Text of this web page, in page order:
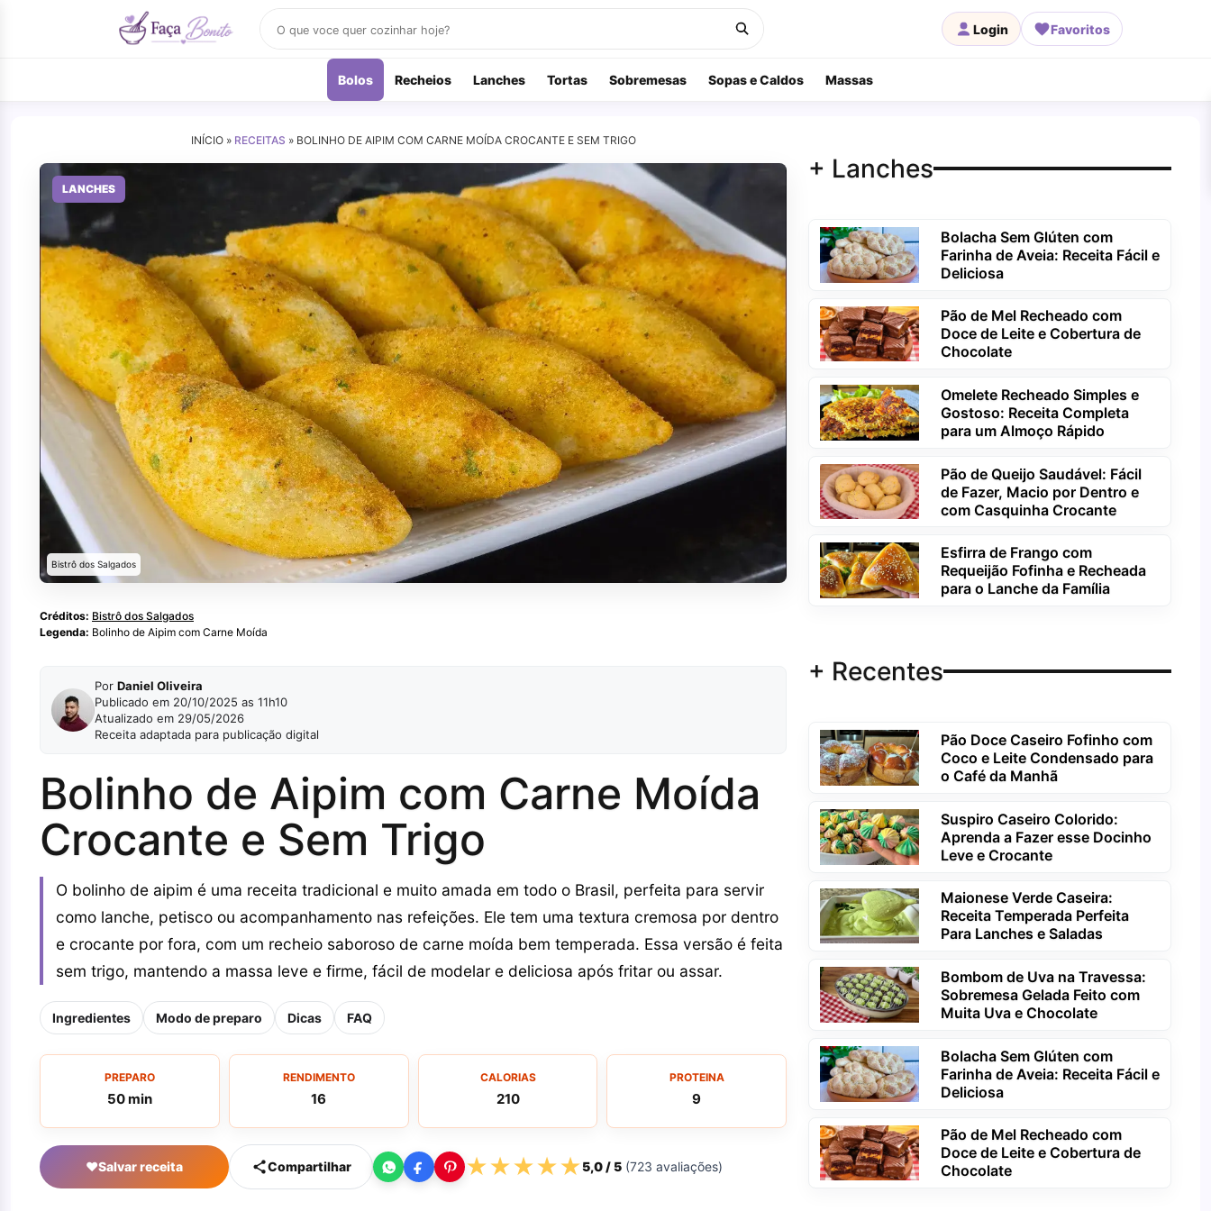
receitas
Login Favoritos
Bolos Recheios Lanches Tortas Sobremesas Sopas e Caldos Massas
INÍCIO » RECEITAS » BOLINHO DE AIPIM COM CARNE MOÍDA CROCANTE E SEM TRIGO
LANCHES
Bistrô dos Salgados
Créditos: Bistrô dos Salgados
Legenda: Bolinho de Aipim com Carne Moída
Por Daniel Oliveira
Publicado em 20/10/2025 as 11h10
Atualizado em 29/05/2026
Receita adaptada para publicação digital
Bolinho de Aipim com Carne Moída
Crocante e Sem Trigo
O bolinho de aipim é uma receita tradicional e muito amada em todo o Brasil, perfeita para servir
como lanche, petisco ou acompanhamento nas refeições. Ele tem uma textura cremosa por dentro
e crocante por fora, com um recheio saboroso de carne moída bem temperada. Essa versão é feita
sem trigo, mantendo a massa leve e firme, fácil de modelar e deliciosa após fritar ou assar.
Ingredientes Modo de preparo Dicas FAQ
PREPARO
50 min
RENDIMENTO
16
CALORIAS
210
PROTEINA
9
♥Salvar receita Compartilhar ★★★★★5,0/ 5 (723 avaliações)
+ Lanches
Bolacha Sem Glúten com
Farinha de Aveia: Receita Fácil e
Deliciosa
Pão de Mel Recheado com
Doce de Leite e Cobertura de
Chocolate
Omelete Recheado Simples e
Gostoso: Receita Completa
para um Almoço Rápido
Pão de Queijo Saudável: Fácil
de Fazer, Macio por Dentro e
com Casquinha Crocante
Esfirra de Frango com
Requeijão Fofinha e Recheada
para o Lanche da Família
+ Recentes
Pão Doce Caseiro Fofinho com
Coco e Leite Condensado para
o Café da Manhã
Suspiro Caseiro Colorido:
Aprenda a Fazer esse Docinho
Leve e Crocante
Maionese Verde Caseira:
Receita Temperada Perfeita
Para Lanches e Saladas
Bombom de Uva na Travessa:
Sobremesa Gelada Feito com
Muita Uva e Chocolate
Bolacha Sem Glúten com
Farinha de Aveia: Receita Fácil e
Deliciosa
Pão de Mel Recheado com
Doce de Leite e Cobertura de
Chocolate